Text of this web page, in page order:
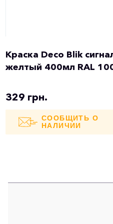
Краска Deco Blik
желтый 400мл RAL
329 грн.
СООБЩИТЬ О
НАЛИЧИИ